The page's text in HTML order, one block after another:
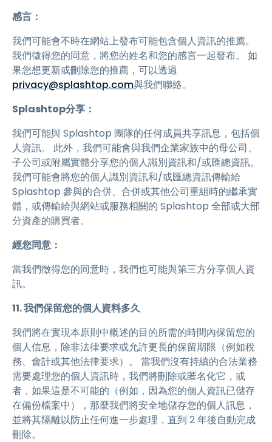
感言：
我們可能會不時在網站上發布可能包含個人資訊的推薦。
我們徵得您的同意，將您的姓名和您的感言一起發布。 如
果您想更新或刪除您的推薦，可以透過
privacy@splashtop.com與我們聯絡。
Splashtop分享：
我們可能與 Splashtop 團隊的任何成員共享訊息，包括個
人資訊。 此外，我們可能會與我們企業家族中的母公司、
子公司或附屬實體分享您的個人識別資訊和/或匯總資訊。
我們可能會將您的個人識別資訊和/或匯總資訊傳輸給
Splashtop 參與的合併、合併或其他公司重組時的繼承實
體，或傳輸給與網站或服務相關的 Splashtop 全部或大部
分資產的購買者。
經您同意：
當我們徵得您的同意時，我們也可能與第三方分享個人資
訊。
11. 我們保留您的個人資料多久
我們將在實現本原則中概述的目的所需的時間內保留您的
個人信息，除非法律要求或允許更長的保留期限（例如稅
務、會計或其他法律要求）。 當我們沒有持續的合法業務
需要處理您的個人資訊時，我們將刪除或匿名化它，或
者，如果這是不可能的（例如，因為您的個人資訊已儲存
在備份檔案中），那麼我們將安全地儲存您的個人訊息，
並將其隔離以防止任何進一步處理，直到 2 年後自動完成
刪除。